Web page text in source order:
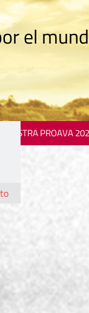
el
MOSTRA PROAVA